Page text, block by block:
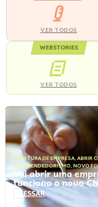
VER TODOS
WEBSTORIES
VER TODOS
ABERTURA DE EMPRESA, ABRIR
EMPREENDEDORISMO, NOVO
Vai abrir uma
funciona o novo
ACESSAR